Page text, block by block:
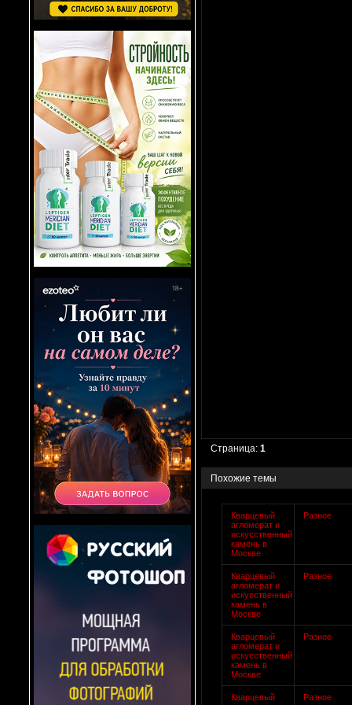
Страница:1
Похожие темы
Кварцевый
агломерат и
искусственный
камень в
Москве
Разное
Кварцевый
агломерат и
искусственный
камень в
Москве
Разное
Кварцевый
агломерат и
искусственный
камень в
Москве
Разное
Кварцевый
Разное